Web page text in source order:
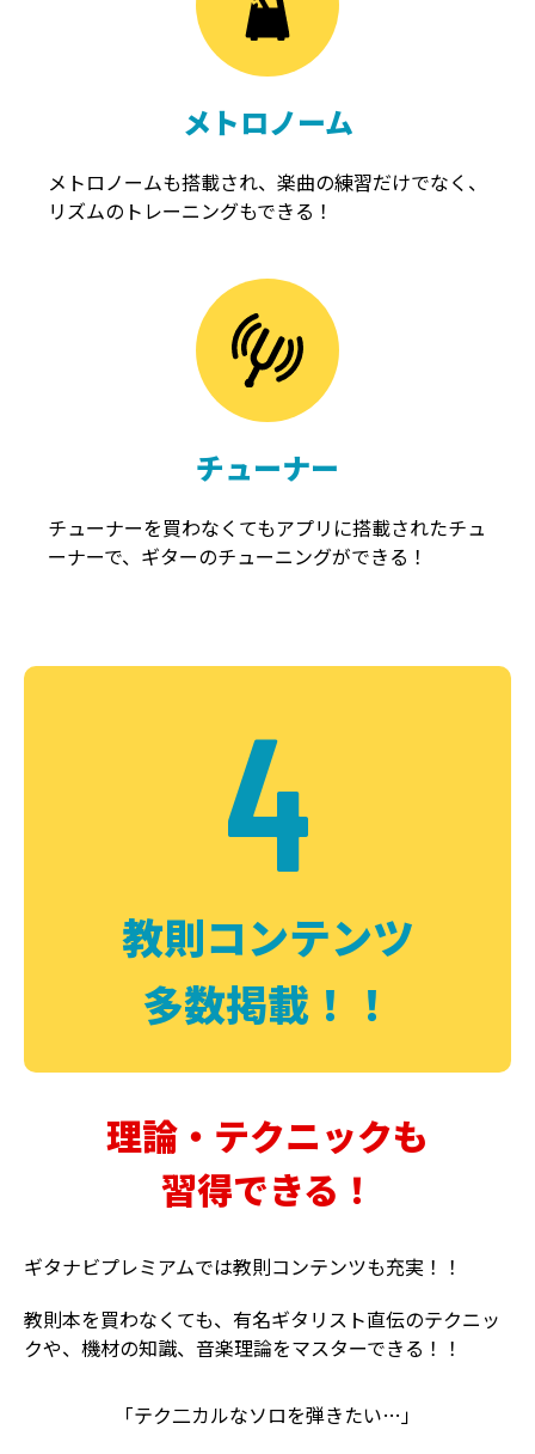
メトロノーム
メトロノームも搭載され、楽曲の練習だけでなく、
リズムのトレーニングもできる！
チューナー
チューナーを買わなくてもアプリに搭載されたチュ
ーナーで、ギターのチューニングができる！
4
教則コンテンツ
多数掲載！！
理論・テクニックも
習得できる！
ギタナビプレミアムでは教則コンテンツも充実！！
教則本を買わなくても、有名ギタリスト直伝のテクニッ
クや、機材の知識、音楽理論をマスターできる！！
「テク二カルなソロを弾きたい…」